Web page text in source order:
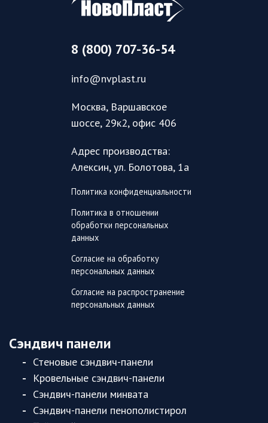
8 (800) 707-36-54
info@nvplast.ru
Москва, Варшавское
шоссе, 29к2, офис 406
Адрес производства:
Алексин, ул. Болотова, 1а
Политика конфиденциальности
Политика в отношении
обработки персональных
данных
Согласие на обработку
персональных данных
Согласие на распространение
персональных данных
Сэндвич панели
Стеновые сэндвич-панели
Кровельные сэндвич-панели
Сэндвич-панели минвата
Сэндвич-панели пенополистирол